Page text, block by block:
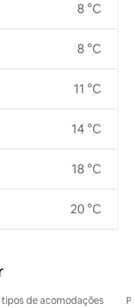
8 °C
8 °C
11 °C
14 °C
18 °C
20 °C
de acomodações